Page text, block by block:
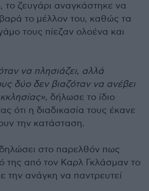
το ζευγάρι αναγκάστηκε να
το μέλλον του, καθώς τα
τους πίεζαν ολοένα και
να πλησιάζει, αλλά
δύο δεν βιαζόταν να ανέβει
δήλωσε το ίδιο
ότι η διαδικασία τους έκανε
την κατάσταση.
δηλώσει στο παρελθόν πως
της από τον Καρλ Γκλάσμαν το
την ανάγκη να παντρευτεί